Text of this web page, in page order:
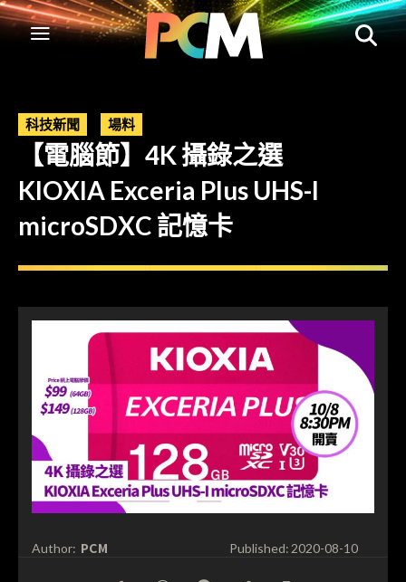
科技新聞 場料
【電腦節】4K 攝錄之選
KIOXIA Exceria Plus UHS-I
microSDXC 記憶卡
Author: PCM Published: 2020-08-10